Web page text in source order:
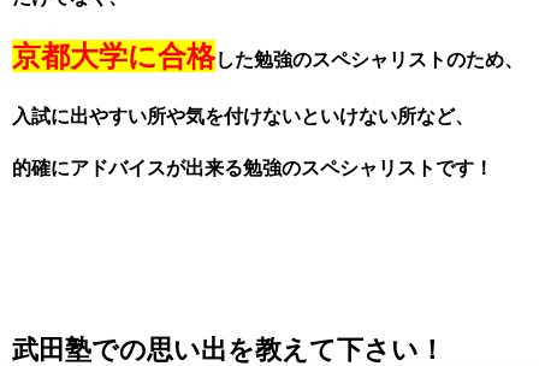
京都大学に合格した勉強のスペシャリストのため、
入試に出やすい所や気を付けないといけない所など、
的確にアドバイスが出来る勉強のスペシャリストです！
武田塾での思い出を教えて下さい！